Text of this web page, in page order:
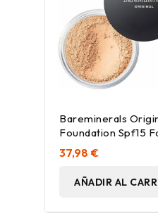
Bareminerals
Foundation Spf15
Ivory 8G
37,98 €
AÑADIR AL